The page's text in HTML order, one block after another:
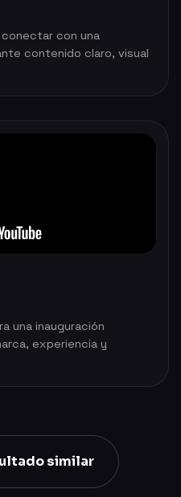
conectar con una
contenido claro, visual
una inauguración
experiencia y
similar